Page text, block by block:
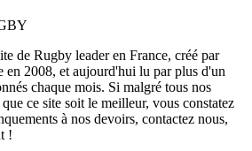
de Rugby leader en France, créé par
en 2008, et aujourd'hui lu par plus d'un
chaque mois. Si malgré tous nos
ce site soit le meilleur, vous constatez
à nos devoirs, contactez nous,
!